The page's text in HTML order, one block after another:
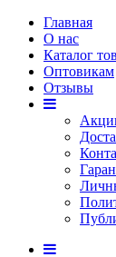
Главная
О нас
Каталог
Оптовикам
Отзывы